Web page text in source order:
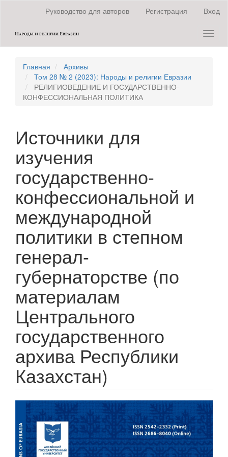
содержанию
страницы
навигация
Основное
содержание
Боковая
Руководство для авторов Регистрация Вход
Главная
Архивы
Том 28 № 2 (2023): Народы и религии Евразии
РЕЛИГИОВЕДЕНИЕ И ГОСУДАРСТВЕННО-
КОНФЕССИОНАЛЬНАЯ ПОЛИТИКА
Источники для
изучения
государственно-
конфессиональной и
международной
политики в степном
генерал-
губернаторстве (по
материалам
Центрального
государственного
архива Республики
Казахстан)
Статья
боковой
панели